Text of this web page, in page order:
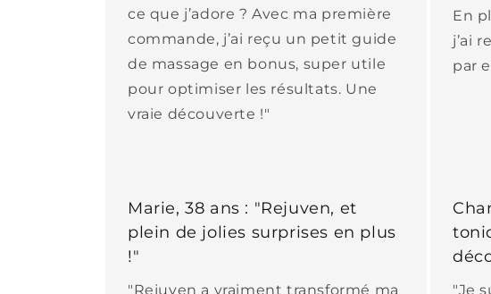
ce que j’adore ? Avec ma première
commande, j’ai reçu un petit guide
de massage en bonus, super utile
pour optimiser les résultats. Une
vraie découverte !"
En
j’ai
par
Marie, 38 ans : "Rejuven, et
plein de jolies surprises en plus
!"
"Rejuven a vraiment transformé ma
"Je